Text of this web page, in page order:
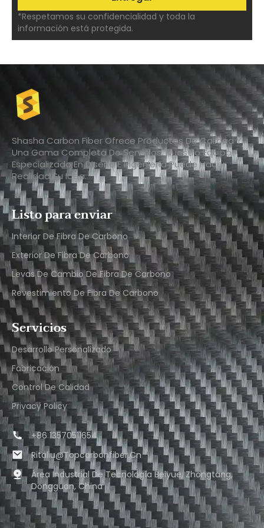
*Respetamos su confidencialidad y toda la
información está protegida.
Shasha Carbon Fiber Ofrece Productos De Calidad Y
Una Gama Completa De Servicios. Nuestro Equipo
Especializado En Diseño E Ingeniería Puede Hacer
Realidad Su Idea.
Listo para enviar
Interior De Fibra De Carbono
Exterior De Fibra De Carbono
Levas De Cambio De Fibra De Carbono
Revestimiento De Fibra De Carbono
Servicios
Desarrollo Personalizado
Fabricación
Control De Calidad
Privacy Policy
+86 13570511654
Ritaliu@topcarbonfiber.cn
Área Industrial De Tecnología Beiyue, Zhongtang,
Dongguan, China